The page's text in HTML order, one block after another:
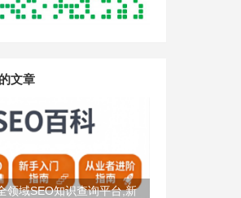
文章
领域SEO知识查询平台,新